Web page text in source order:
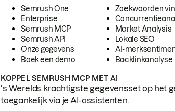
Semrush One
Enterprise
Semrush MCP
Semrush API
Onze gegevens
Boek een demo
Zoekwoorden
Market Analysis
Lokale SEO
AI-
Backlinkanalyse
KOPPEL SEMRUSH MCP MET AI
's Werelds krachtigste gegevensset op het
toegankelijk via je AI-assistenten.